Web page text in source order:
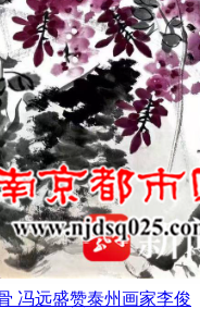
冯远盛赞泰州画家李俊